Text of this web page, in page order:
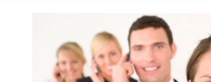
Samsung Galaxy Z Fold 8 & Fold 8 Ultra – Das sind die neuen Modelle
WhatsApp macht die Handynummer unsichtbar – Die Benutzernamen
Wichtiges BGH-Urteil – Verbraucherrechte bei Online-Kündigung gestärkt
DSL-Ende rückt näher – Viele setzen trotzdem immer noch auf Kupfernetz